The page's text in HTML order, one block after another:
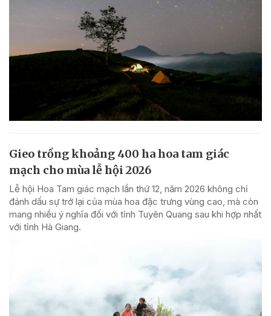
Gieo trồng khoảng 400 ha hoa tam giác
mạch cho mùa lễ hội 2026
Lễ hội Hoa Tam giác mạch lần thứ 12, năm 2026 không chỉ
đánh dấu sự trở lại của mùa hoa đặc trưng vùng cao, mà còn
mang nhiều ý nghĩa đối với tỉnh Tuyên Quang sau khi hợp nhất
với tỉnh Hà Giang.